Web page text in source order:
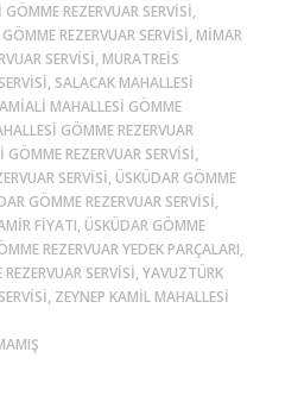
REZERVUAR SERVISI,
REZERVUAR SERVISI, MIMAR
SERVISI, MURATREIS
SALACAK MAHALLESI
MAHALLESI GÖMME
GÖMME REZERVUAR
REZERVUAR SERVISI,
SERVISI, ÜSKÜDAR GÖMME
GÖMME REZERVUAR SERVISI,
FIYATI, ÜSKÜDAR GÖMME
REZERVUAR YEDEK PARÇALARI,
SERVISI, YAVUZTÜRK
ZEYNEP KAMIL MAHALLESI